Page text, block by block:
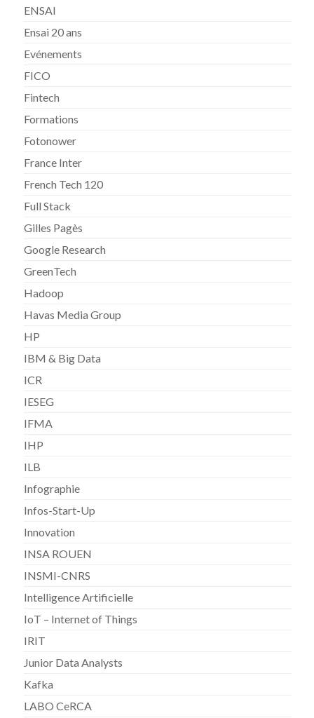
ENSAI
Ensai 20 ans
Evénements
FICO
Fintech
Formations
Fotonower
France Inter
French Tech 120
Full Stack
Gilles Pagès
Google Research
GreenTech
Hadoop
Havas Media Group
HP
IBM & Big Data
ICR
IESEG
IFMA
IHP
ILB
Infographie
Infos-Start-Up
Innovation
INSA ROUEN
INSMI-CNRS
Intelligence Artificielle
IoT – Internet of Things
IRIT
Junior Data Analysts
Kafka
LABO CeRCA